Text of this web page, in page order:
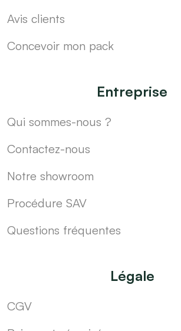
Avis clients
Concevoir mon pack
Entreprise
Qui sommes-nous ?
Contactez-nous
Notre showroom
Procédure SAV
Questions fréquentes
Légale
CGV